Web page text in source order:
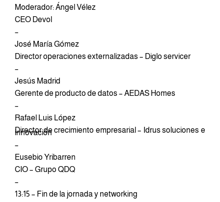
Moderador: Ángel Vélez
CEO Devol
–
José María Gómez
Director operaciones externalizadas – Diglo servicer
–
Jesús Madrid
Gerente de producto de datos – AEDAS Homes
–
Rafael Luis López
Director de crecimiento empresarial – Idrus soluciones e
innovación
–
Eusebio Yribarren
CIO – Grupo QDQ
–
13:15 – Fin de la jornada y networking